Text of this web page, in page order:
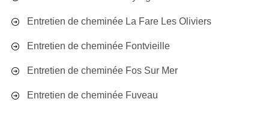
Entretien de cheminée La Fare Les Oliviers
Entretien de cheminée Fontvieille
Entretien de cheminée Fos Sur Mer
Entretien de cheminée Fuveau